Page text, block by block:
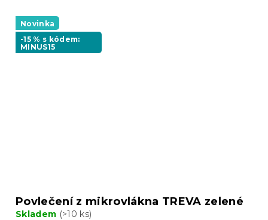
Novinka
-15 % s kódem:
MINUS15
Povlečení z mikrovlákna TREVA zelené
Skladem (>10 ks)